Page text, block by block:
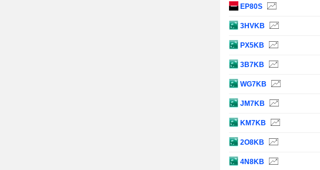
EP80S
3HVKB
PX5KB
3B7KB
WG7KB
JM7KB
KM7KB
2O8KB
4N8KB